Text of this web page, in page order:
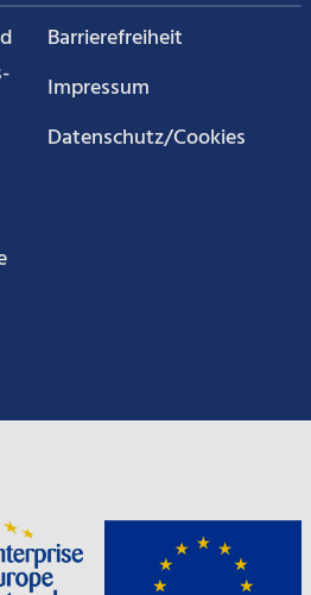
Barrierefreiheit
Impressum
Datenschutz/Cookies